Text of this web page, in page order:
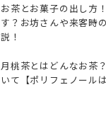
お茶とお菓子の出し方
す？お坊さんや来客時
説！
月桃茶とはどんなお茶
いて【ポリフェノール